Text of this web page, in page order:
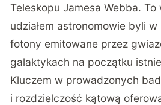
Teleskopu Jamesa Webba. To
udziałem astronomowie byli
fotony emitowane przez
galaktykach na początku
Kluczem w prowadzonych
i rozdzielczość kątową